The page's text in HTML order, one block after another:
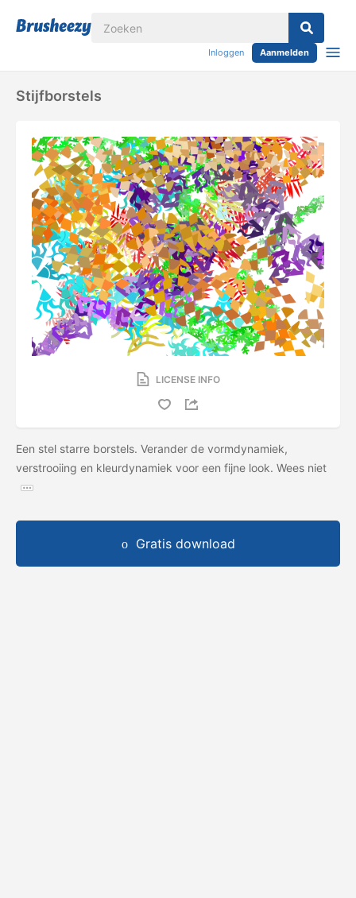
Inloggen Aanmelden
Stijfborstels
LICENSE INFO
Een stel starre borstels. Verander de vormdynamiek,
verstrooiing en kleurdynamiek voor een fijne look. Wees niet
Gratis download